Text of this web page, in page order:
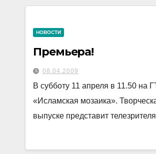
НОВОСТИ
Премьера!
08.04.2009
В субботу 11 апреля в 11.50 на
«Исламская мозаика».
выпуске представит